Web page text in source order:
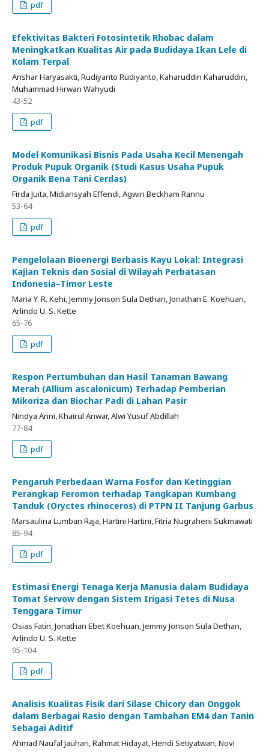
pdf
Efektivitas Bakteri Fotosintetik Rhobac dalam
Meningkatkan Kualitas Air pada Budidaya Ikan Lele di
Kolam Terpal
Anshar Haryasakti, Rudiyanto Rudiyanto, Kaharuddin Kaharuddin,
Muhammad Hirwan Wahyudi
43-52
pdf
Model Komunikasi Bisnis Pada Usaha Kecil Menengah
Produk Pupuk Organik (Studi Kasus Usaha Pupuk
Organik Bena Tani Cerdas)
Firda Juita, Midiansyah Effendi, Agwin Beckham Rannu
53-64
pdf
Pengelolaan Bioenergi Berbasis Kayu Lokal: Integrasi
Kajian Teknis dan Sosial di Wilayah Perbatasan
Indonesia–Timor Leste
Maria Y. R. Kehi, Jemmy Jonson Sula Dethan, Jonathan E. Koehuan,
Arlindo U. S. Kette
65-76
pdf
Respon Pertumbuhan dan Hasil Tanaman Bawang
Merah (Allium ascalonicum) Terhadap Pemberian
Mikoriza dan Biochar Padi di Lahan Pasir
Nindya Arini, Khairul Anwar, Alwi Yusuf Abdillah
77-84
pdf
Pengaruh Perbedaan Warna Fosfor dan Ketinggian
Perangkap Feromon terhadap Tangkapan Kumbang
Tanduk (Oryctes rhinoceros) di PTPN II Tanjung Garbus
Marsaulina Lumban Raja, Hartini Hartini, Fitria Nugraheni Sukmawati
85-94
pdf
Estimasi Energi Tenaga Kerja Manusia dalam Budidaya
Tomat Servow dengan Sistem Irigasi Tetes di Nusa
Tenggara Timur
Osias Fatin, Jonathan Ebet Koehuan, Jemmy Jonson Sula Dethan,
Arlindo U. S. Kette
95-104
pdf
Analisis Kualitas Fisik dari Silase Chicory dan Onggok
dalam Berbagai Rasio dengan Tambahan EM4 dan Tanin
Sebagai Aditif
Ahmad Naufal Jauhari, Rahmat Hidayat, Hendi Setiyatwan, Novi